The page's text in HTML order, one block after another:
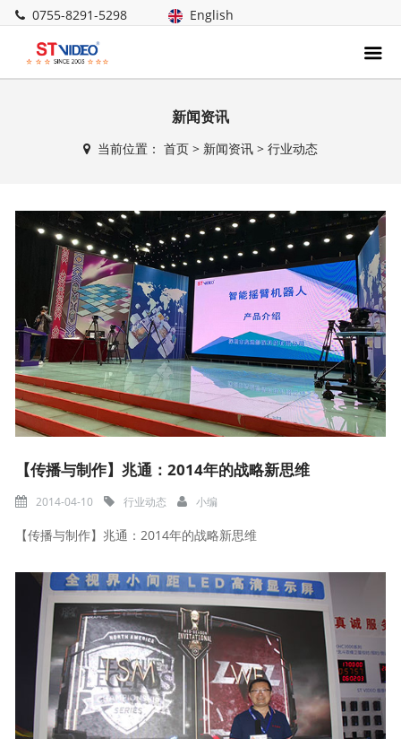
0755-8291-5298 English
新闻资讯
当前位置： 首页> 新闻资讯> 行业动态
【传播与制作】兆通：2014年的战略新思维
2014-04-10 行业动态 小编
【传播与制作】兆通：2014年的战略新思维